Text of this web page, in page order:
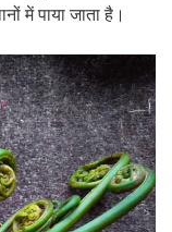
में पाया जाता है।